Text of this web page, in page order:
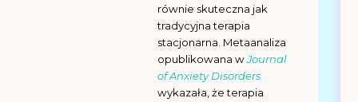
równie skuteczna jak
tradycyjna terapia
stacjonarna. Metaanaliza
opublikowana wJournal
of Anxiety Disorders
wykazała, że terapia